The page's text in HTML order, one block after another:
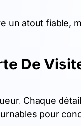
un atout fiable,
De
Chaque
pour